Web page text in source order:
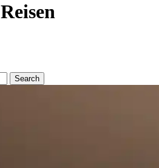
Reisen
Search